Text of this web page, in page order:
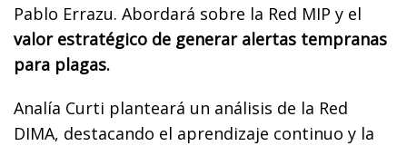
Pablo Errazu. Abordará sobre la Red MIP y el
valor estratégico de generar alertas tempranas
para plagas.
Analía Curti planteará un análisis de la Red
DIMA, destacando el aprendizaje continuo y la